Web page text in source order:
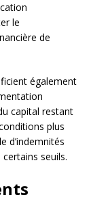
le
de
également
capital restant
plus
d’indemnités
seuils.